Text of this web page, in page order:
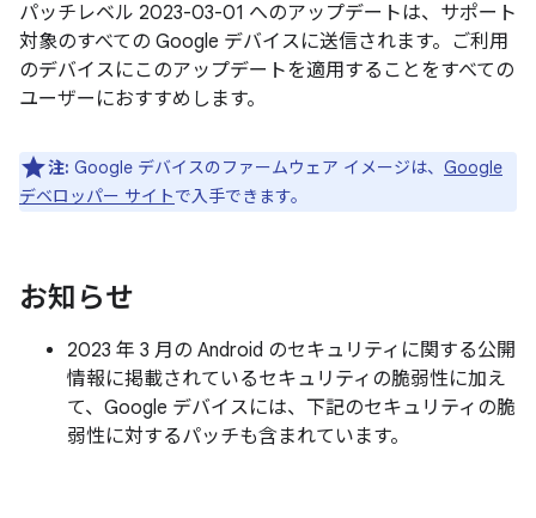
パッチレベル 2023-03-01 へのアップデートは、サポート
対象のすべての Google デバイスに送信されます。ご利用
のデバイスにこのアップデートを適用することをすべての
ユーザーにおすすめします。
注: Google デバイスのファームウェア イメージは、 Google
デベロッパー サイトで入手できます。
お知らせ
2023 年 3 月の Android のセキュリティに関する公開
情報に掲載されているセキュリティの脆弱性に加え
て、Google デバイスには、下記のセキュリティの脆
弱性に対するパッチも含まれています。